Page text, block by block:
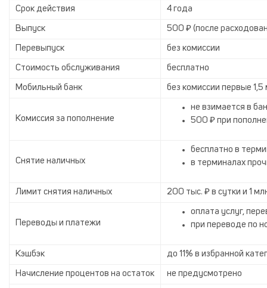
Срок действия 4 года
Выпуск 500 ₽ (после
Перевыпуск без комиссии
Стоимость обслуживания бесплатно
Мобильный банк без комиссии первые
Комиссия за пополнение
не взимается в
500 ₽ при
Снятие наличных
бесплатно в
в терминалах
Лимит снятия наличных 200 тыс. ₽ в сутки и 1
Переводы и платежи
оплата услуг,
при переводе по
Кэшбэк до 11% в избранной
Начисление процентов на остаток не предусмотрено